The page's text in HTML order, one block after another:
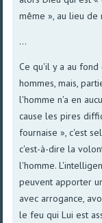
même », au lieu de
...
Ce qu'il y a au
hommes, mais,
l'homme n'a en
cause les pires
fournaise », c'est
c'est-à-dire la
l'homme.
peuvent apporter
avec arrogance,
le feu qui Lui est